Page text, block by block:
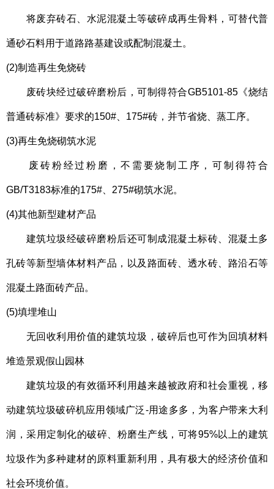
将废弃砖石、水泥混凝土等破碎成再生骨料，可替代普
通砂石料用于道路路基建设或配制混凝土。
(2)制造再生免烧砖
废砖块经过破碎磨粉后，可制得符合GB5101-85《烧结
普通砖标准》要求的150#、175#砖，并节省烧、蒸工序。
(3)再生免烧砌筑水泥
废砖粉经过粉磨，不需要烧制工序，可制得符合
GB/T3183标准的175#、275#砌筑水泥。
(4)其他新型建材产品
建筑垃圾经破碎磨粉后还可制成混凝土标砖、混凝土多
孔砖等新型墙体材料产品，以及路面砖、透水砖、路沿石等
混凝土路面砖产品。
(5)填埋堆山
无回收利用价值的建筑垃圾，破碎后也可作为回填材料
堆造景观假山园林
建筑垃圾的有效循环利用越来越被政府和社会重视， 移
动建筑垃圾破碎机应用领域广泛-用途多多，为客户带来大利
润， 采用定制化的破碎、粉磨生产线，可将95%以上的建筑
垃圾作为多种建材的原料重新利用，具有极大的经济价值和
社会环境价值。